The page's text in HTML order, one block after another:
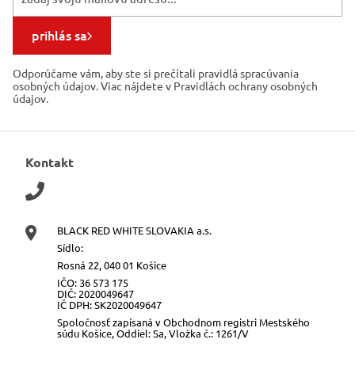
prihlás sa
Odporúčame vám, aby ste si prečítali pravidlá spracúvania
osobných údajov. Viac nájdete v Pravidlách ochrany osobných
údajov.
Kontakt
BLACK RED WHITE SLOVAKIA a.s.
Sídlo:
Rosná 22, 040 01 Košice
IČO: 36 573 175
DIČ: 2020049647
IČ DPH: SK2020049647
Spoločnosť zapísaná v Obchodnom registri Mestského
súdu Košice, Oddiel: Sa, Vložka č.: 1261/V